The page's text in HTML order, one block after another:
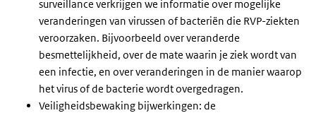
surveillance verkrijgen we informatie over mogelijke
veranderingen van virussen of bacteriën die RVP-ziekten
veroorzaken. Bijvoorbeeld over veranderde
besmettelijkheid, over de mate waarin je ziek wordt van
een infectie, en over veranderingen in de manier waarop
het virus of de bacterie wordt overgedragen.
Veiligheidsbewaking bijwerkingen: de